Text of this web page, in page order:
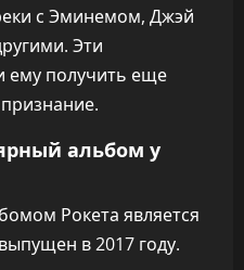
с Эминемом, Джэй
Эти
ему получить еще
альбом у
Рокета является
в 2017 году.